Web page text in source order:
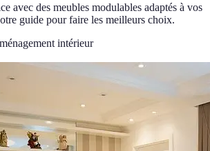
avec des meubles modulables adaptés à vos
guide pour faire les meilleurs choix.
intérieur